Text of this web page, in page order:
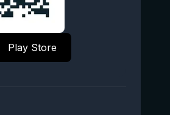
Play Store